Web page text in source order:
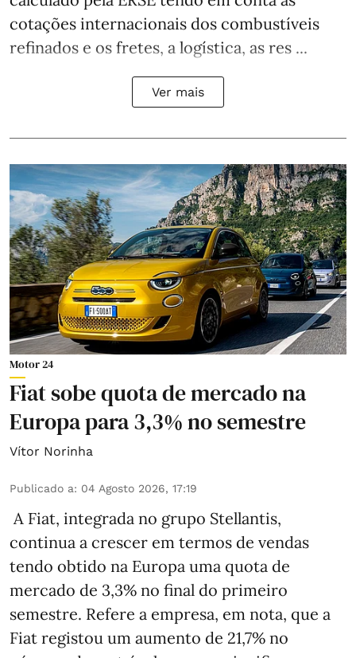
cotações internacionais dos combustíveis
refinados e os fretes, a logística, as res ...
Ver mais
Motor 24
Fiat sobe quota de mercado na
Europa para 3,3% no semestre
Vítor Norinha
Publicado a: 04 Agosto 2026, 17:19
A Fiat, integrada no grupo Stellantis,
continua a crescer em termos de vendas
tendo obtido na Europa uma quota de
mercado de 3,3% no final do primeiro
semestre. Refere a empresa, em nota, que a
Fiat registou um aumento de 21,7% no